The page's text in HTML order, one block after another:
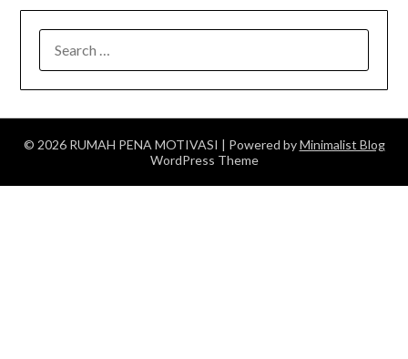
FOR:
© 2026 RUMAH PENA MOTIVASI | Powered byMinimalist Blog
WordPress Theme